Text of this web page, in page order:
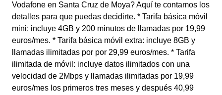
Vodafone en Santa Cruz de Moya? Aquí te contamos los
detalles para que puedas decidirte. * Tarifa básica móvil
mini: incluye 4GB y 200 minutos de llamadas por 19,99
euros/mes. * Tarifa básica móvil extra: incluye 8GB y
llamadas ilimitadas por por 29,99 euros/mes. * Tarifa
ilimitada de móvil: incluye datos ilimitados con una
velocidad de 2Mbps y llamadas ilimitadas por 19,99
euros/mes los primeros tres meses y después 40,99